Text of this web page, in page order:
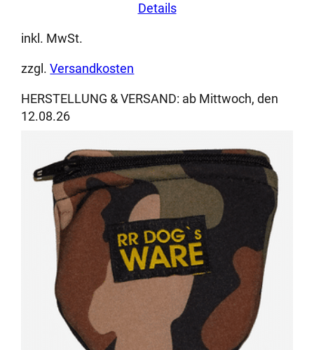
Details
inkl. MwSt.
zzgl.Versandkosten
HERSTELLUNG & VERSAND: ab Mittwoch, den
12.08.26